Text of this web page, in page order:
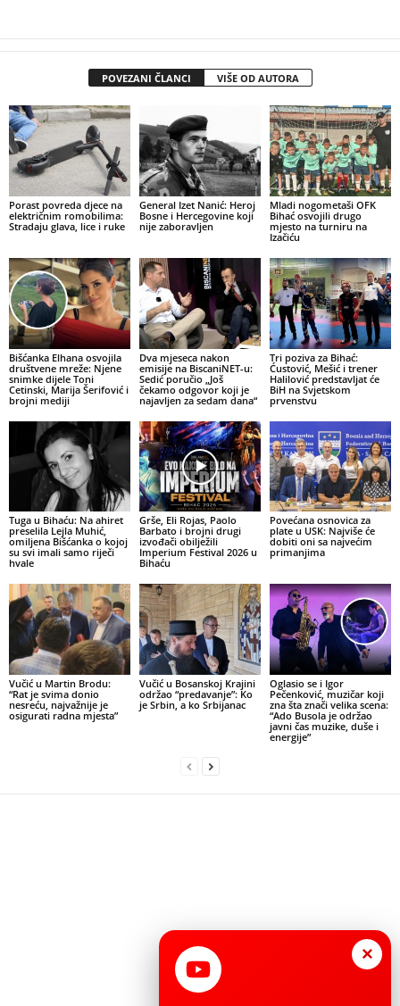
POVEZANI ČLANCI VIŠE OD AUTORA
Porast povreda djece na
električnim romobilima:
Stradaju glava, lice i ruke
General Izet Nanić: Heroj
Bosne i Hercegovine koji
nije zaboravljen
Mladi nogometaši OFK
Bihać osvojili drugo
mjesto na turniru na
Izačiću
Bišćanka Elhana osvojila
društvene mreže: Njene
snimke dijele Toni
Cetinski, Marija Šerifović i
brojni mediji
Dva mjeseca nakon
emisije na BiscaniNET-u:
Sedić poručio „Još
čekamo odgovor koji je
najavljen za sedam dana“
Tri poziva za Bihać:
Ćustović, Mešić i trener
Halilović predstavljat će
BiH na Svjetskom
prvenstvu
Tuga u Bihaću: Na ahiret
preselila Lejla Muhić,
omiljena Bišćanka o kojoj
su svi imali samo riječi
hvale
Grše, Eli Rojas, Paolo
Barbato i brojni drugi
izvođači obilježili
Imperium Festival 2026 u
Bihaću
Povećana osnovica za
plate u USK: Najviše će
dobiti oni sa najvećim
primanjima
Vučić u Martin Brodu:
“Rat je svima donio
nesreću, najvažnije je
osigurati radna mjesta”
Vučić u Bosanskoj Krajini
održao “predavanje”: Ko
je Srbin, a ko Srbijanac
Oglasio se i Igor
Pečenković, muzičar koji
zna šta znači velika scena:
“Ado Busola je održao
javni čas muzike, duše i
energije”
×